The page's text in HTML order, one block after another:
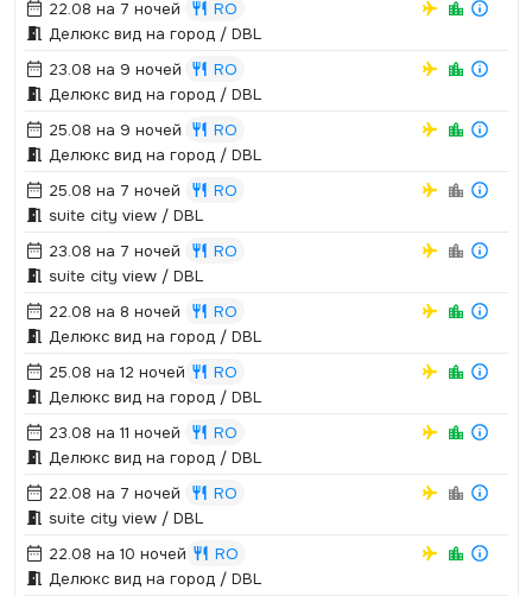
22.08 на 7 ночей
RO
Делюкс вид на город / DBL
23.08 на 9 ночей
RO
Делюкс вид на город / DBL
25.08 на 9 ночей
RO
Делюкс вид на город / DBL
25.08 на 7 ночей
RO
suite city view / DBL
23.08 на 7 ночей
RO
suite city view / DBL
22.08 на 8 ночей
RO
Делюкс вид на город / DBL
25.08 на 12 ночей
RO
Делюкс вид на город / DBL
23.08 на 11 ночей
RO
Делюкс вид на город / DBL
22.08 на 7 ночей
RO
suite city view / DBL
22.08 на 10 ночей
RO
Делюкс вид на город / DBL